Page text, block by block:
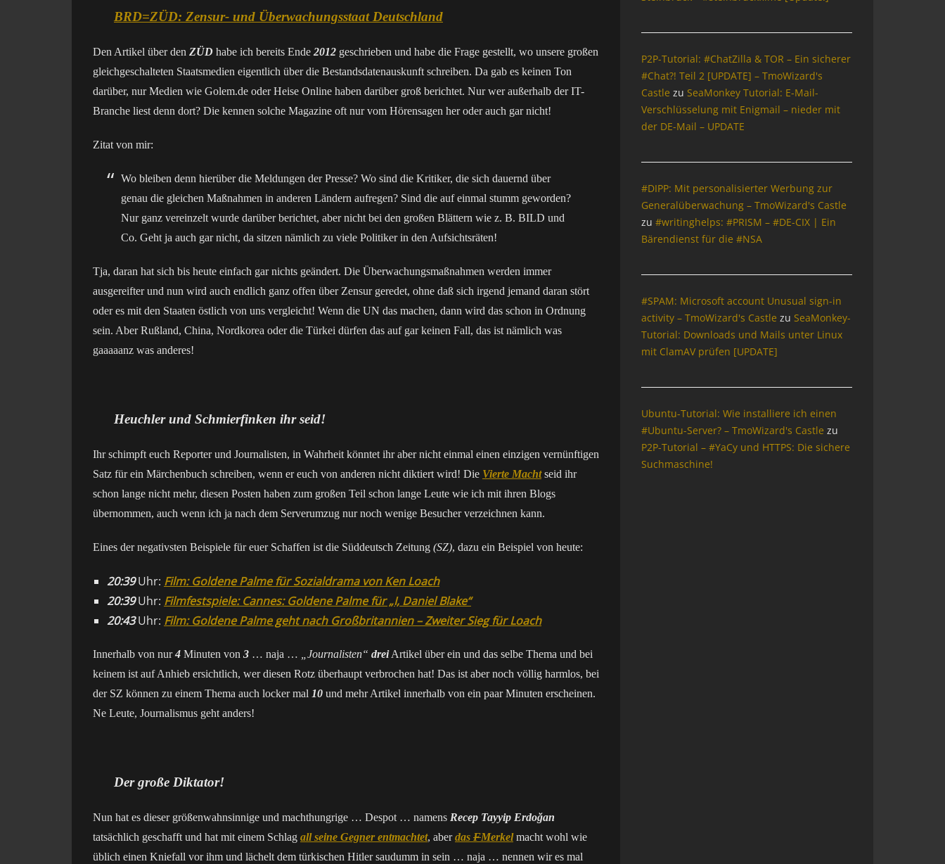
BRD=ZÜD: Zensur- und Überwachungsstaat Deutschland
Den Artikel über den ZÜD habe ich bereits Ende 2012 geschrieben und habe die Frage gestellt, wo unsere großen
gleichgeschalteten Staatsmedien eigentlich über die Bestandsdatenauskunft schreiben. Da gab es keinen Ton
darüber, nur Medien wie Golem.de oder Heise Online haben darüber groß berichtet. Nur wer außerhalb der IT-
Branche liest denn dort? Die kennen solche Magazine oft nur vom Hörensagen her oder auch gar nicht!
Zitat von mir:
Wo bleiben denn hierüber die Meldungen der Presse? Wo sind die Kritiker, die sich dauernd über
genau die gleichen Maßnahmen in anderen Ländern aufregen? Sind die auf einmal stumm geworden?
Nur ganz vereinzelt wurde darüber berichtet, aber nicht bei den großen Blättern wie z. B. BILD und
Co. Geht ja auch gar nicht, da sitzen nämlich zu viele Politiker in den Aufsichtsräten!
Tja, daran hat sich bis heute einfach gar nichts geändert. Die Überwachungsmaßnahmen werden immer
ausgereifter und nun wird auch endlich ganz offen über Zensur geredet, ohne daß sich irgend jemand daran stört
oder es mit den Staaten östlich von uns vergleicht! Wenn die UN das machen, dann wird das schon in Ordnung
sein. Aber Rußland, China, Nordkorea oder die Türkei dürfen das auf gar keinen Fall, das ist nämlich was
gaaaaanz was anderes!
Heuchler und Schmierfinken ihr seid!
Ihr schimpft euch Reporter und Journalisten, in Wahrheit könntet ihr aber nicht einmal einen einzigen vernünftigen
Satz für ein Märchenbuch schreiben, wenn er euch von anderen nicht diktiert wird! Die Vierte Machtseid ihr
schon lange nicht mehr, diesen Posten haben zum großen Teil schon lange Leute wie ich mit ihren Blogs
übernommen, auch wenn ich ja nach dem Serverumzug nur noch wenige Besucher verzeichnen kann.
Eines der negativsten Beispiele für euer Schaffen ist die Süddeutsch Zeitung (SZ), dazu ein Beispiel von heute:
20:39Uhr: Film: Goldene Palme für Sozialdrama von Ken Loach
20:39Uhr: Filmfestspiele: Cannes: Goldene Palme für „I, Daniel Blake“
20:43Uhr: Film: Goldene Palme geht nach Großbritannien – Zweiter Sieg für Loach
Innerhalb von nur4 Minuten von 3 … naja … „Journalisten“ dreiArtikel über ein und das selbe Thema und bei
keinem ist auf Anhieb ersichtlich, wer diesen Rotz überhaupt verbrochen hat! Das ist aber noch völlig harmlos, bei
der SZ können zu einem Thema auch locker mal 10 und mehr Artikel innerhalb von ein paar Minuten erscheinen.
Ne Leute, Journalismus geht anders!
Der große Diktator!
Nun hat es dieser größenwahnsinnige und machthungrige … Despot … namens Recep Tayyip Erdoğan
tatsächlich geschafft und hat mit einem Schlag all seine Gegner entmachtet, aberdas FMerkelmacht wohl wie
üblich einen Kniefall vor ihm und lächelt dem türkischen Hitler saudumm in sein … naja … nennen wir es mal
P2P-Tutorial: #ChatZilla & TOR – Ein sicherer
#Chat?! Teil 2 [UPDATE] – TmoWizard's
Castle zu SeaMonkey Tutorial: E-Mail-
Verschlüsselung mit Enigmail – nieder mit
der DE-Mail – UPDATE
#DIPP: Mit personalisierter Werbung zur
Generalüberwachung – TmoWizard's Castle
zu #writinghelps: #PRISM – #DE-CIX | Ein
Bärendienst für die #NSA
#SPAM: Microsoft account Unusual sign-in
activity – TmoWizard's Castle zu SeaMonkey-
Tutorial: Downloads und Mails unter Linux
mit ClamAV prüfen [UPDATE]
Ubuntu-Tutorial: Wie installiere ich einen
#Ubuntu-Server? – TmoWizard's Castle zu
P2P-Tutorial – #YaCy und HTTPS: Die sichere
Suchmaschine!